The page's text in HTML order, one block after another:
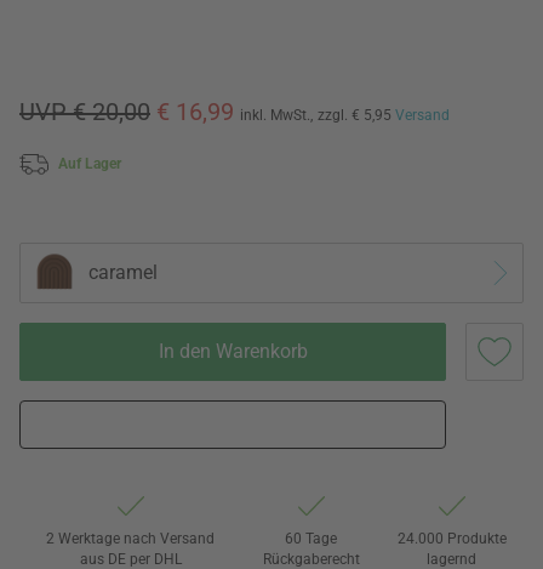
UVP € 20,00 € 16,99 inkl. MwSt., zzgl. € 5,95 Versand
Auf Lager
caramel
In den Warenkorb
2 Werktage nach Versand
aus DE per DHL
60 Tage
Rückgaberecht
24.000 Produkte
lagernd